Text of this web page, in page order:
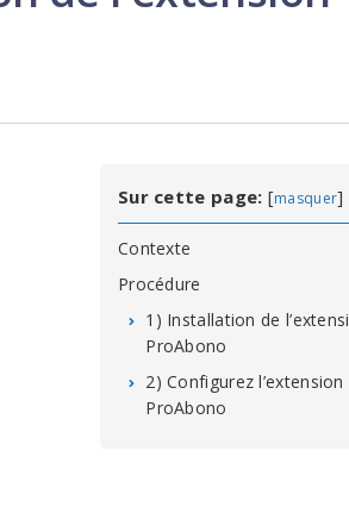
Sur cette page: [masquer]
Contexte
Procédure
1) Installation de
ProAbono
2) Configurez l’extension
ProAbono